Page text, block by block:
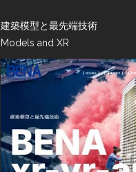
建築模型と最先端技術
Models and XR